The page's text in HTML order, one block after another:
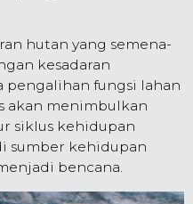
hutan yang semena-
kesadaran
pengalihan fungsi lahan
akan me­nimbulkan
siklus ke­hidupan
sumber ke­hidupan
bencana.